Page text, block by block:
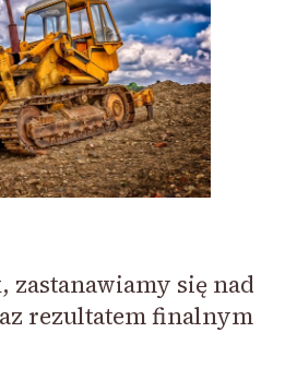
zastanawiamy się nad
rezultatem finalnym